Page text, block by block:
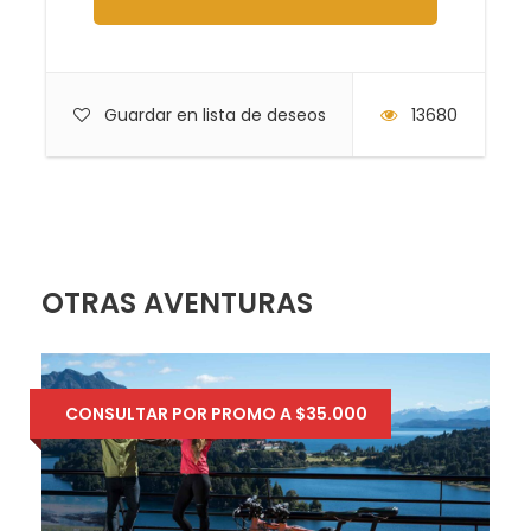
Guardar en lista de deseos 13680
Recomendamos seguir las indicaciones de
Itinerario
OTRAS AVENTURAS
CONSULTAR POR PROMO A $35.000